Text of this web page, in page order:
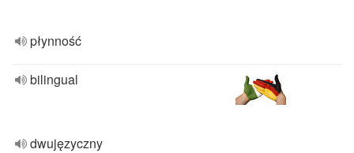
płynność
bilingual
dwujęzyczny